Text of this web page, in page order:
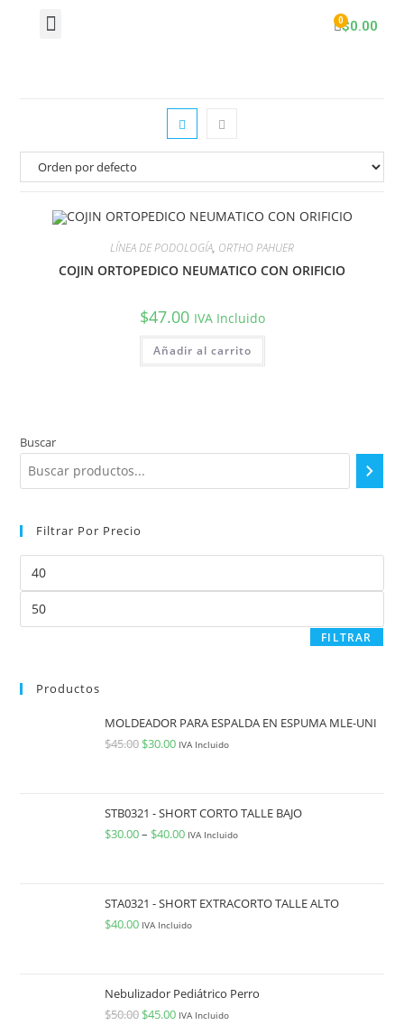
$0.00
LÍNEA DE PODOLOGÍA, ORTHO PAHUER
COJIN ORTOPEDICO NEUMATICO CON ORIFICIO
$47.00 IVA Incluido
Añadir al carrito
Buscar
Filtrar Por Precio
FILTRAR
Productos
MOLDEADOR PARA ESPALDA EN ESPUMA MLE-UNI
$45.00 $30.00 IVA Incluido
STB0321 - SHORT CORTO TALLE BAJO
$30.00– $40.00 IVA Incluido
STA0321 - SHORT EXTRACORTO TALLE ALTO
$40.00 IVA Incluido
Nebulizador Pediátrico Perro
$50.00 $45.00 IVA Incluido